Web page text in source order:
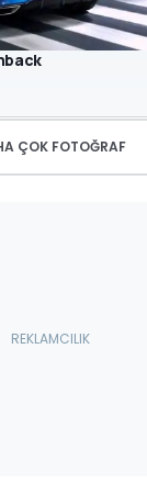
ÇOK FOTOĞRAF